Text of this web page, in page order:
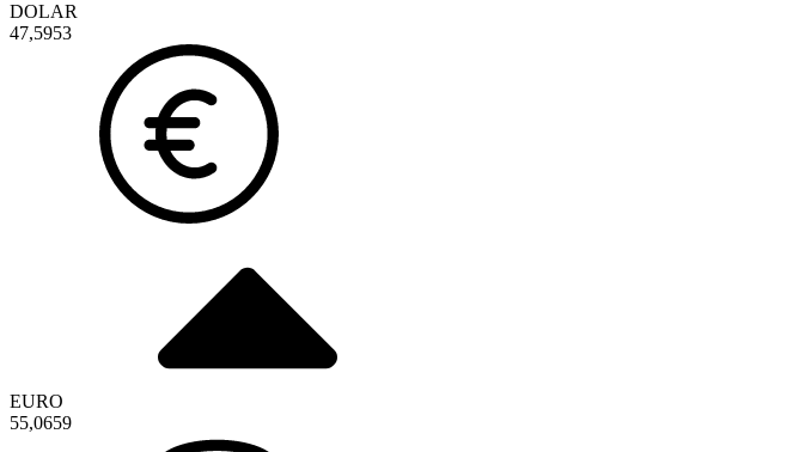
DOLAR
47,5953
EURO
55,0659